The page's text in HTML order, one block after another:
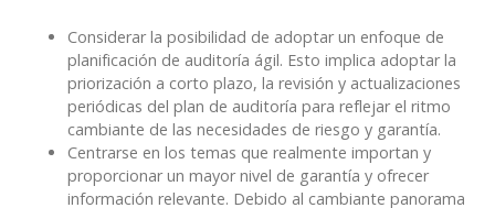
Considerar la posibilidad de adoptar un enfoque de
planificación de auditoría ágil. Esto implica adoptar la
priorización a corto plazo, la revisión y actualizaciones
periódicas del plan de auditoría para reflejar el ritmo
cambiante de las necesidades de riesgo y garantía.
Centrarse en los temas que realmente importan y
proporcionar un mayor nivel de garantía y ofrecer
información relevante. Debido al cambiante panorama